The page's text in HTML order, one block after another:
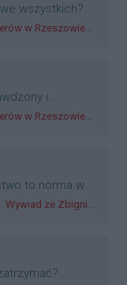
wszystkich?
Bank
ruszyły testy nowego rozwiązania
i
młodym do
ludzie mówią.
ruszyły testy nowego rozwiązania
to norma w
jak wozowicz
Generalnym Oddziału PGE Dystrybucja w Rzeszowie